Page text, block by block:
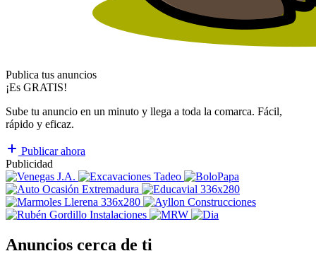
Publica tus anuncios
¡Es GRATIS!
Sube tu anuncio en un minuto y llega a toda la comarca. Fácil,
rápido y eficaz.
Publicar ahora
Publicidad
Anuncios cerca de ti